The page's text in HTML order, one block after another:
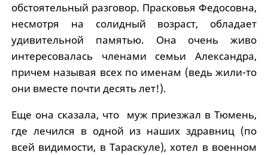
обстоятельный разговор. Прасковья Федосовна,
несмотря на солидный возраст, обладает
удивительной памятью. Она очень живо
интересовалась членами семьи Александра,
причем называя всех по именам (ведь жили-то
они вместе почти десять лет!).
Еще она сказала, что муж приезжал в Тюмень,
где лечился в одной из наших здравниц (по
всей видимости, в Тараскуле), хотел в военном